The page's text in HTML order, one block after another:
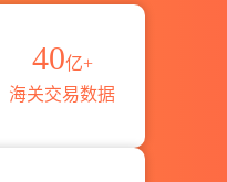
40亿+
海关交易数据